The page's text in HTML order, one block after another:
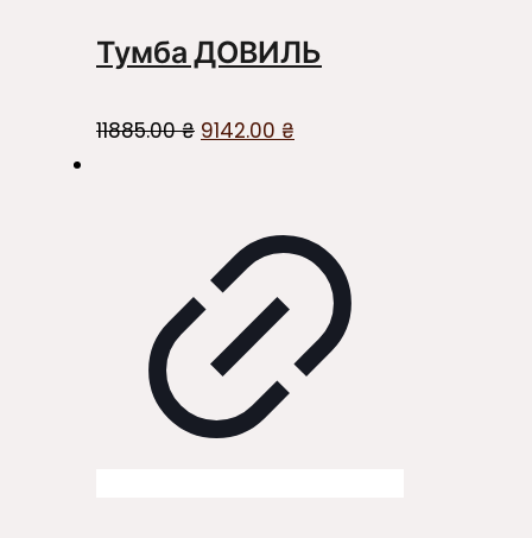
Тумба ДОВИЛЬ
11885.00₴ Первоначальная
11885.00 ₴.
9142.00 ₴